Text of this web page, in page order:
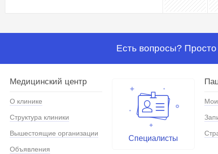
Есть вопросы?
Медицинский центр
О клинике
Структура клиники
Вышестоящие организации
Объявления
Специалисты